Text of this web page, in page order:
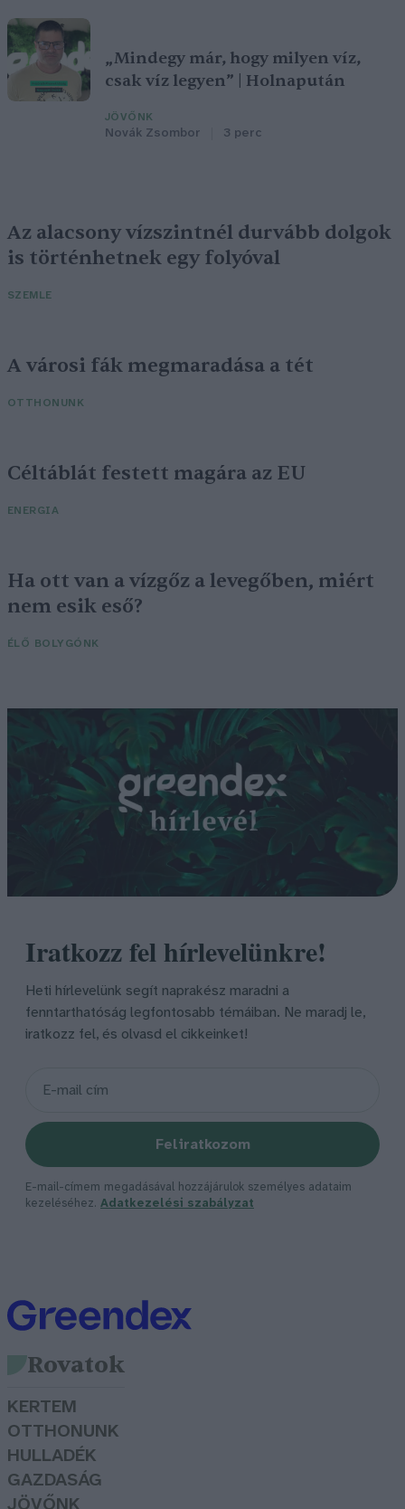
„Mindegy már, hogy milyen víz,
csak víz legyen” | Holnapután
JÖVŐNK
Novák Zsombor 3 perc
Az alacsony vízszintnél durvább dolgok
is történhetnek egy folyóval
SZEMLE
A városi fák megmaradása a tét
OTTHONUNK
Céltáblát festett magára az EU
ENERGIA
Ha ott van a vízgőz a levegőben, miért
nem esik eső?
ÉLŐ BOLYGÓNK
Iratkozz fel hírlevelünkre!
Heti hírlevelünk segít naprakész maradni a
fenntarthatóság legfontosabb témáiban. Ne maradj le,
iratkozz fel, és olvasd el cikkeinket!
Feliratkozom
E-mail-címem megadásával hozzájárulok személyes adataim
kezeléséhez. Adatkezelési szabályzat
Rovatok
KERTEM
OTTHONUNK
HULLADÉK
GAZDASÁG
JÖVŐNK